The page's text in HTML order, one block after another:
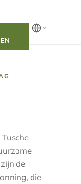
de
die